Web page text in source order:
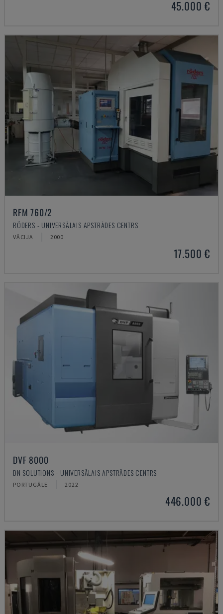
45.000 €
RFM 760/2
RÖDERS - UNIVERSĀLAIS APSTRĀDES CENTRS
VĀCIJA 2000
17.500 €
DVF 8000
DN SOLUTIONS - UNIVERSĀLAIS APSTRĀDES CENTRS
PORTUGĀLE 2022
446.000 €